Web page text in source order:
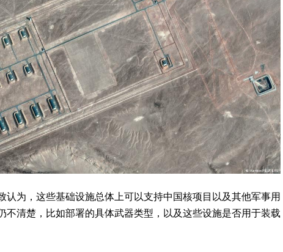
认为，这些基础设施总体上可以支持中国核项目以及其他军事用
不清楚，比如部署的具体武器类型，以及这些设施是否用于装载